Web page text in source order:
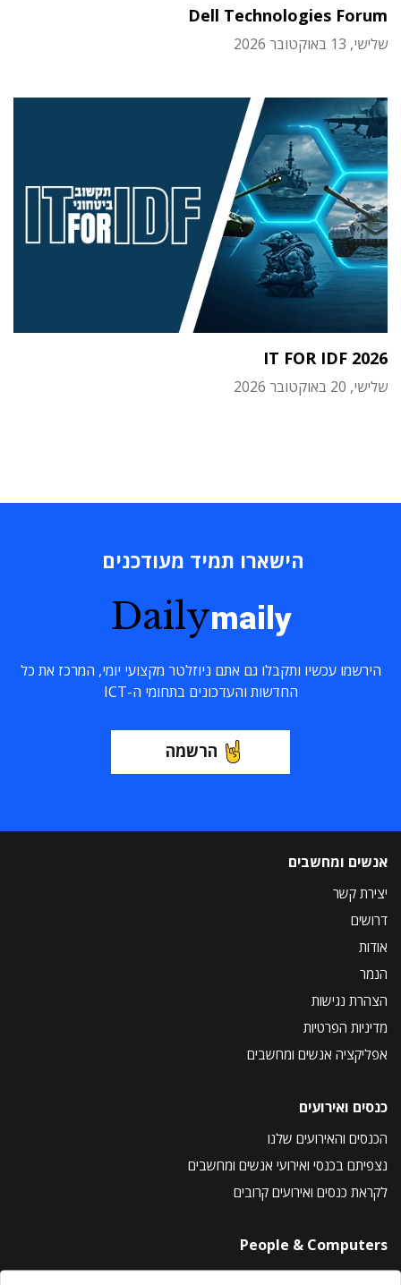
Dell Technologies Forum
שלישי, 13 באוקטובר 2026
IT FOR IDF 2026
שלישי, 20 באוקטובר 2026
הישארו תמיד מעודכנים
Dailymaily
הירשמו עכשיו ותקבלו גם אתם ניוזלטר מקצועי יומי, המרכז את כל
החדשות והעדכונים בתחומי ה-ICT
הרשמה
אנשים ומחשבים
יצירת קשר
דרושים
אודות
הנמר
הצהרת נגישות
מדיניות הפרטיות
אפליקציה אנשים ומחשבים
כנסים ואירועים
הכנסים והאירועים שלנו
נצפיתם בכנסי ואירועי אנשים ומחשבים
לקראת כנסים ואירועים קרובים
People & Computers
About Us